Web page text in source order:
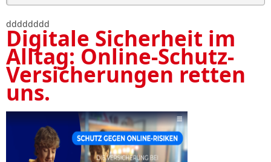
dddddddd
Digitale Sicherheit im
Alltag: Online-Schutz-
Versicherungen retten
uns.